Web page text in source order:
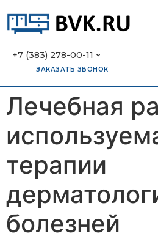
+7 (383) 278-00-11
ЗАКАЗАТЬ ЗВОНОК
Лечебная
терапии
болезней